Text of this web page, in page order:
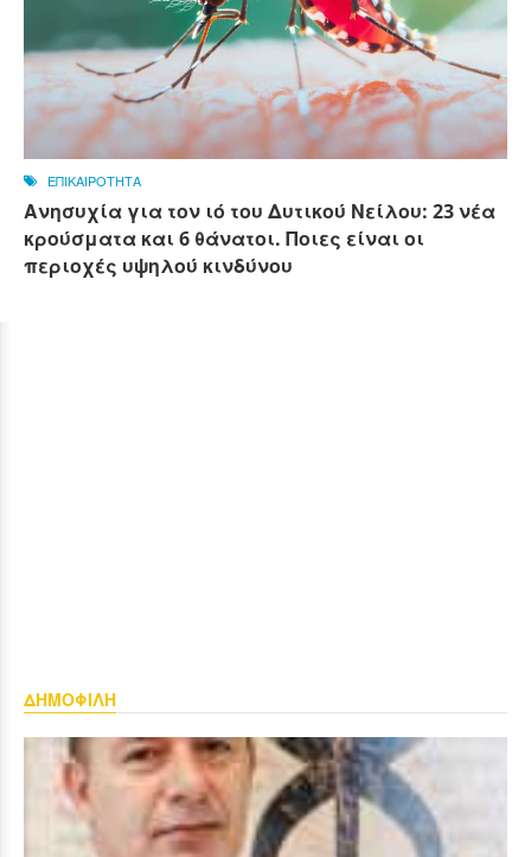
ΕΠΙΚΑΙΡΟΤΗΤΑ
Ανησυχία για τον ιό του Δυτικού Νείλου: 23 νέα
κρούσματα και 6 θάνατοι. Ποιες είναι οι
περιοχές υψηλού κινδύνου
ΔΗΜΟΦΙΛΗ